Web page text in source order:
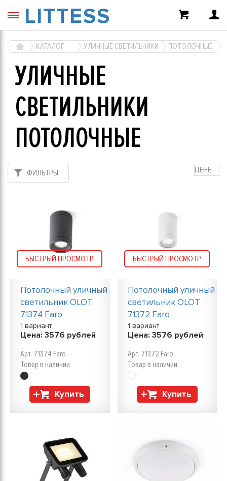
LITTESS
КАТАЛОГ УЛИЧНЫЕ СВЕТИЛЬНИКИ ПОТОЛОЧНЫЕ
УЛИЧНЫЕ
СВЕТИЛЬНИКИ
ПОТОЛОЧНЫЕ
ЦЕНЕ
ФИЛЬТРЫ
БЫСТРЫЙ ПРОСМОТР
Потолочный уличный
светильник OLOT
71374 Faro
1 вариант
Цена: 3576 рублей
Арт. 71374 Faro
Товар в наличии
Купить
БЫСТРЫЙ ПРОСМОТР
Потолочный уличный
светильник OLOT
71372 Faro
1 вариант
Цена: 3576 рублей
Арт. 71372 Faro
Товар в наличии
Купить